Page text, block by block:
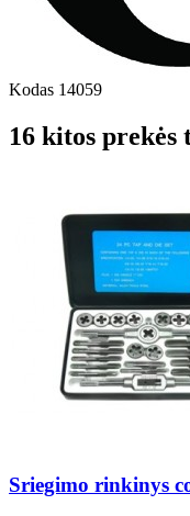
Kodas 14059
16 kitos
Sriegimo rinkinys